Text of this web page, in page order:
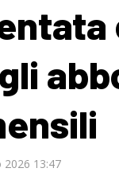
2026 13:47